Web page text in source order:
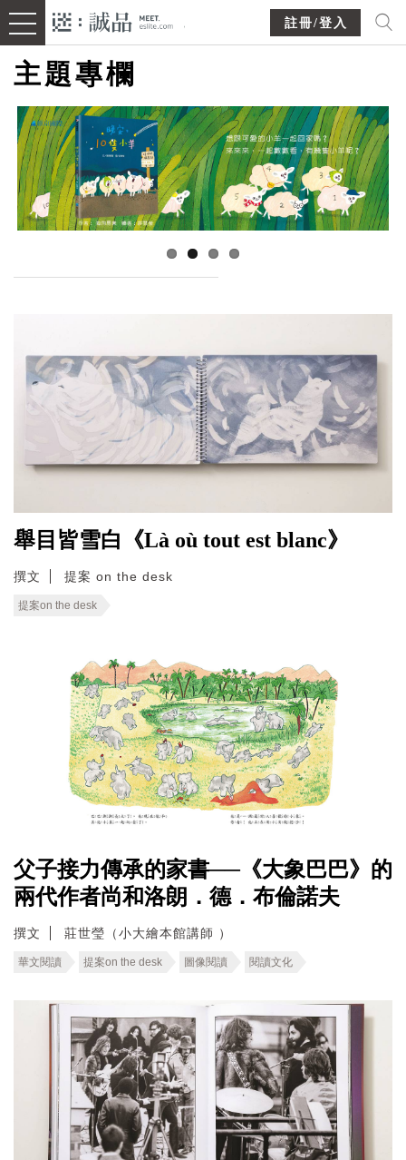
註冊/登入
主題專欄
舉目皆雪白《Là où tout est blanc》
撰文 提案 on the desk
提案on the desk
父子接力傳承的家書──《大象巴巴》的
兩代作者尚和洛朗．德．布倫諾夫
撰文 莊世瑩（小大繪本館講師 ）
華文閱讀 提案on the desk 圖像閱讀 閱讀文化